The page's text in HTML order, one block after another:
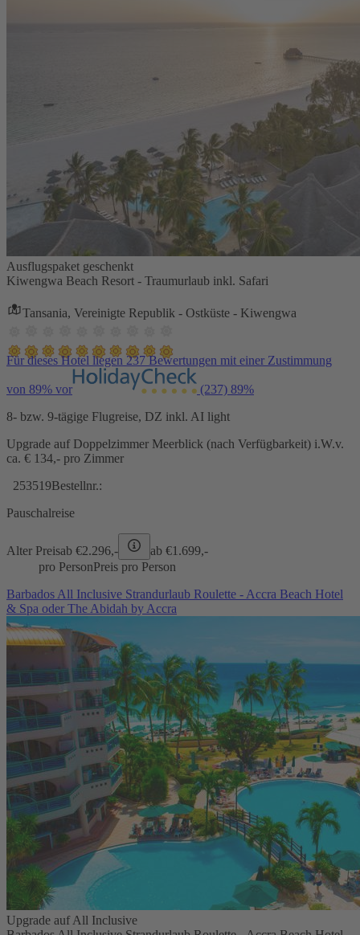
Ausflugspaket geschenkt
Kiwengwa Beach Resort - Traumurlaub inkl. Safari
Tansania, Vereinigte Republik - Ostküste - Kiwengwa
Für dieses Hotel liegen 237 Bewertungen mit einer Zustimmung
von 89% vor (237) 89%
8- bzw. 9-tägige Flugreise, DZ inkl. AI light
Upgrade auf Doppelzimmer Meerblick (nach Verfügbarkeit) i.W.v.
ca. € 134,- pro Zimmer
253519Bestellnr.:
Pauschalreise
Alter Preisab €2.296,- ab €1.699,-
pro PersonPreis pro Person
Barbados All Inclusive Strandurlaub Roulette - Accra Beach Hotel
& Spa oder The Abidah by Accra
Upgrade auf All Inclusive